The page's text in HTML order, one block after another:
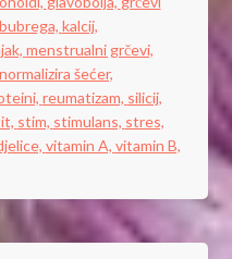
kalcij,
menstrualni grčevi,
normalizira šećer,
reumatizam, silicij,
stim, stimulans, stres,
vitamin A, vitamin B,